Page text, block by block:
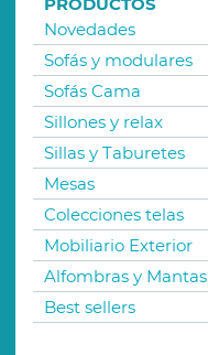
Novedades
Sofás y modulares
Sofás Cama
Sillones y relax
Sillas y Taburetes
Mesas
Colecciones telas
Mobiliario Exterior
Alfombras y Mantas
Best sellers